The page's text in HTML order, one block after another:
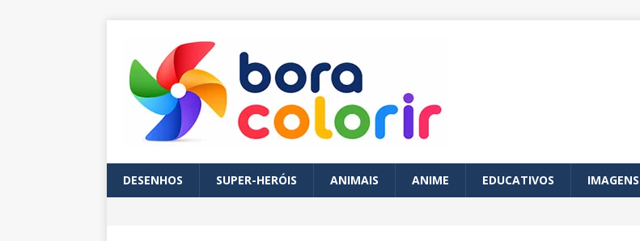
DESENHOS SUPER-HERÓIS ANIMAIS ANIME EDUCATIVOS IMAGENS